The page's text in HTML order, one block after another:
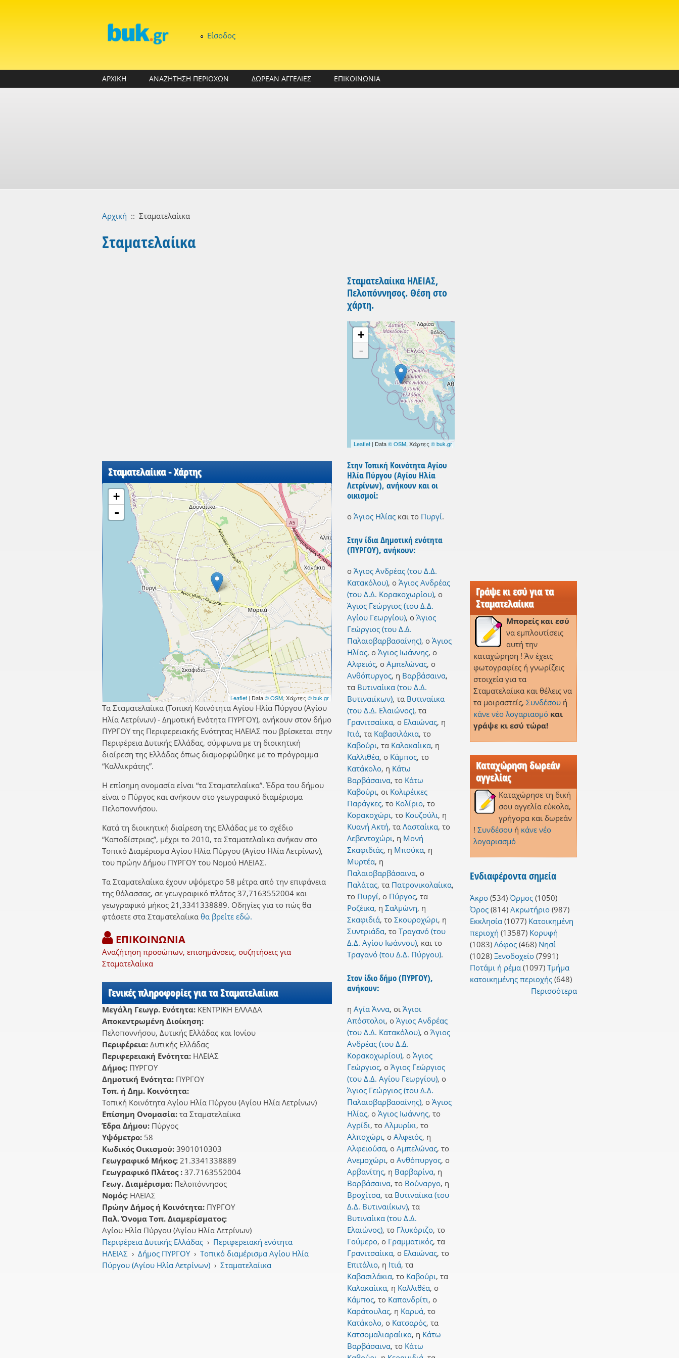
Είσοδος
ΑΡΧΙΚΗ ΑΝΑΖΗΤΗΣΗ ΠΕΡΙΟΧΩΝ ΔΩΡΕΑΝ ΑΓΓΕΛΙΕΣ ΕΠΙΚΟΙΝΩΝΙΑ
Αρχική :: Σταματελαίικα
Σταματελαίικα
Σταματελαίικα - Χάρτης
+
-
Leaflet | Data© OSM, Χάρτες© buk.gr
Τα Σταματελαίικα (Τοπική Κοινότητα Αγίου Ηλία Πύργου (Αγίου
Ηλία Λετρίνων) - Δημοτική Ενότητα ΠΥΡΓΟΥ), ανήκουν στον δήμο
ΠΥΡΓΟΥ της Περιφερειακής Ενότητας ΗΛΕΙΑΣ που βρίσκεται στην
Περιφέρεια Δυτικής Ελλάδας, σύμφωνα με τη διοικητική
διαίρεση της Ελλάδας όπως διαμορφώθηκε με το πρόγραμμα
“Καλλικράτης”.
Η επίσημη ονομασία είναι “τα Σταματελαίικα”. Έδρα του δήμου
είναι ο Πύργος και ανήκουν στο γεωγραφικό διαμέρισμα
Πελοποννήσου.
Κατά τη διοικητική διαίρεση της Ελλάδας με το σχέδιο
“Καποδίστριας”, μέχρι το 2010, τα Σταματελαίικα ανήκαν στο
Τοπικό Διαμέρισμα Αγίου Ηλία Πύργου (Αγίου Ηλία Λετρίνων),
του πρώην Δήμου ΠΥΡΓΟΥ του Νομού ΗΛΕΙΑΣ.
Τα Σταματελαίικα έχουν υψόμετρο 58 μέτρα από την επιφάνεια
της θάλασσας, σε γεωγραφικό πλάτος 37,7163552004 και
γεωγραφικό μήκος 21,3341338889. Οδηγίες για το πώς θα
φτάσετε στα Σταματελαίικα θα βρείτε εδώ.
ΕΠΙΚΟΙΝΩΝΙΑ
Αναζήτηση προσώπων, επισημάνσεις, συζητήσεις για
Σταματελαίικα
Γενικές πληροφορίες για τα Σταματελαίικα
Μεγάλη Γεωγρ. Ενότητα: ΚΕΝΤΡΙΚΗ ΕΛΛΑΔΑ
Αποκεντρωμένη Διοίκηση:
Πελοποννήσου, Δυτικής Ελλάδας και Ιονίου
Περιφέρεια: Δυτικής Ελλάδας
Περιφερειακή Ενότητα: ΗΛΕΙΑΣ
Δήμος: ΠΥΡΓΟΥ
Δημοτική Ενότητα: ΠΥΡΓΟΥ
Τοπ. ή Δημ. Κοινότητα:
Τοπική Κοινότητα Αγίου Ηλία Πύργου (Αγίου Ηλία Λετρίνων)
Επίσημη Ονομασία: τα Σταματελαίικα
Έδρα Δήμου: Πύργος
Υψόμετρο: 58
Κωδικός Οικισμού: 3901010303
Γεωγραφικό Μήκος: 21.3341338889
Γεωγραφικό Πλάτος : 37.7163552004
Γεωγ. Διαμέρισμα: Πελοπόννησος
Νομός: ΗΛΕΙΑΣ
Πρώην Δήμος ή Κοινότητα: ΠΥΡΓΟΥ
Παλ. Όνομα Τοπ. Διαμερίσματος:
Αγίου Ηλία Πύργου (Αγίου Ηλία Λετρίνων)
Περιφέρεια Δυτικής Ελλάδας › Περιφερειακή ενότητα
ΗΛΕΙΑΣ › Δήμος ΠΥΡΓΟΥ › Τοπικό διαμέρισμα Αγίου Ηλία
Πύργου (Αγίου Ηλία Λετρίνων) › Σταματελαίικα
Σταματελαίικα ΗΛΕΙΑΣ,
Πελοπόννησος. Θέση στο
χάρτη.
+
-
Leaflet| Data© OSM, Χάρτες © buk.gr
Στην Τοπική Κοινότητα Αγίου
Ηλία Πύργου (Αγίου Ηλία
Λετρίνων), ανήκουν και οι
οικισμοί:
ο Άγιος Ηλίας και το Πυργί.
Στην ίδια Δημοτική ενότητα
(ΠΥΡΓΟΥ), ανήκουν:
ο Άγιος Ανδρέας (του Δ.Δ.
Κατακόλου), ο Άγιος Ανδρέας
(του Δ.Δ. Κορακοχωρίου), ο
Άγιος Γεώργιος (του Δ.Δ.
Αγίου Γεωργίου), ο Άγιος
Γεώργιος (του Δ.Δ.
Παλαιοβαρβασαίνης), ο Άγιος
Ηλίας, ο Άγιος Ιωάννης, ο
Αλφειός, ο Αμπελώνας, ο
Ανθόπυργος, η Βαρβάσαινα,
τα Βυτιναίικα (του Δ.Δ.
Βυτιναιίκων), τα Βυτιναίικα
(του Δ.Δ. Ελαιώνος), τα
Γρανιτσαίικα, ο Ελαιώνας, η
Ιτιά, τα Καβασιλάκια, το
Καβούρι, τα Καλακαίικα, η
Καλλιθέα, ο Κάμπος, το
Κατάκολο, η Κάτω
Βαρβάσαινα, το Κάτω
Καβούρι, οι Κολιρέικες
Παράγκες, το Κολίριο, το
Κορακοχώρι, το Κουζούλι, η
Κυανή Ακτή, τα Λασταίικα, το
Λεβεντοχώρι, η Μονή
Σκαφιδιάς, η Μπούκα, η
Μυρτέα, η
Παλαιοβαρβάσαινα, ο
Παλάτας, τα Πατρονικολαίικα,
το Πυργί, ο Πύργος, τα
Ροζέικα, η Σαλμώνη, η
Σκαφιδιά, το Σκουροχώρι, η
Συντριάδα, το Τραγανό (του
Δ.Δ. Αγίου Ιωάννου), και το
Τραγανό (του Δ.Δ. Πύργου).
Στον ίδιο δήμο (ΠΥΡΓΟΥ),
ανήκουν:
η Αγία Άννα, οι Άγιοι
Απόστολοι, ο Άγιος Ανδρέας
(του Δ.Δ. Κατακόλου), ο Άγιος
Ανδρέας (του Δ.Δ.
Κορακοχωρίου), ο Άγιος
Γεώργιος, ο Άγιος Γεώργιος
(του Δ.Δ. Αγίου Γεωργίου), ο
Άγιος Γεώργιος (του Δ.Δ.
Παλαιοβαρβασαίνης), ο Άγιος
Ηλίας, ο Άγιος Ιωάννης, το
Αγρίδι, το Αλμυρίκι, το
Αλποχώρι, ο Αλφειός, η
Αλφειούσα, ο Αμπελώνας, το
Ανεμοχώρι, ο Ανθόπυργος, ο
Αρβανίτης, η Βαρβαρίνα, η
Βαρβάσαινα, το Βούναργο, η
Βροχίτσα, τα Βυτιναίικα (του
Δ.Δ. Βυτιναιίκων), τα
Βυτιναίικα (του Δ.Δ.
Ελαιώνος), το Γλυκόριζο, το
Γούμερο, ο Γραμματικός, τα
Γρανιτσαίικα, ο Ελαιώνας, το
Επιτάλιο, η Ιτιά, τα
Καβασιλάκια, το Καβούρι, τα
Καλακαίικα, η Καλλιθέα, ο
Κάμπος, το Καπανδρίτι, ο
Καράτουλας, η Καρυά, το
Κατάκολο, ο Κατσαρός, τα
Κατσομαλιαραίικα, η Κάτω
Βαρβάσαινα, το Κάτω
Γράψε κι εσύ για τα
Σταματελαίικα
Μπορείς και εσύ
να εμπλουτίσεις
αυτή την
καταχώρηση ! Άν έχεις
φωτογραφίες ή γνωρίζεις
στοιχεία για τα
Σταματελαίικα και θέλεις να
τα μοιραστείς, Συνδέσουή
κάνε νέο λογαριασμό και
γράψε κι εσύ τώρα!
Καταχώρηση δωρεάν
αγγελίας
Καταχώρησε τη δική
σου αγγελία εύκολα,
γρήγορα και δωρεάν
! Συνδέσουή κάνε νέο
λογαριασμό
Ενδιαφέροντα σημεία
Άκρο(534) Όρμος(1050)
Όρος(814) Ακρωτήριο(987)
Εκκλησία(1077) Κατοικημένη
περιοχή (13587) Κορυφή
(1083) Λόφος(468) Νησί
(1028) Ξενοδοχείο(7991)
Ποτάμι ή ρέμα(1097) Τμήμα
κατοικημένης περιοχής(648)
Περισσότερα